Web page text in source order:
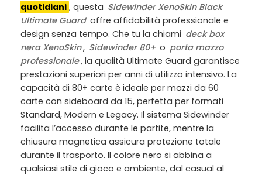
quotidiani , questa Sidewinder XenoSkin Black
Ultimate Guard offre affidabilità professionale e
design senza tempo. Che tu la chiami deck box
nera XenoSkin, Sidewinder 80+ o porta mazzo
professionale, la qualità Ultimate Guard garantisce
prestazioni superiori per anni di utilizzo intensivo. La
capacità di 80+ carte è ideale per mazzi da 60
carte con sideboard da 15, perfetta per formati
Standard, Modern e Legacy. Il sistema Sidewinder
facilita l’accesso durante le partite, mentre la
chiusura magnetica assicura protezione totale
durante il trasporto. Il colore nero si abbina a
qualsiasi stile di gioco e ambiente, dal casual al